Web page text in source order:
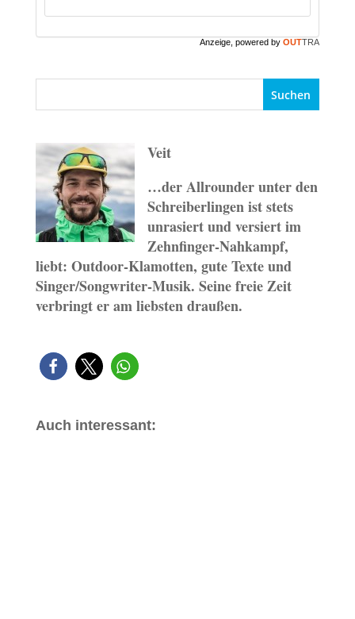
Anzeige, powered byOUTTRA
Veit
…der Allrounder unter den
Schreiberlingen ist stets
unrasiert und versiert im
Zehnfinger-Nahkampf,
liebt: Outdoor-Klamotten, gute Texte und
Singer/Songwriter-Musik. Seine freie Zeit
verbringt er am liebsten draußen.
Auch interessant: